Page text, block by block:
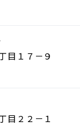
目１７－９
目２２－１